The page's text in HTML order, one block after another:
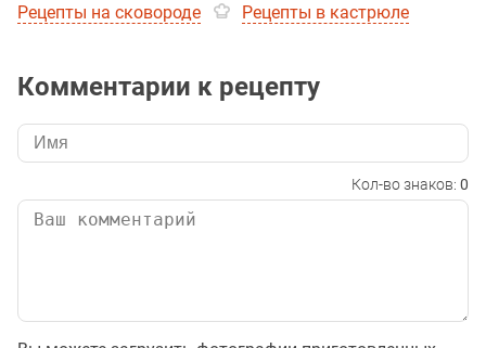
Рецепты на сковороде Рецепты в кастрюле
Комментарии к рецепту
Кол-во знаков: 0